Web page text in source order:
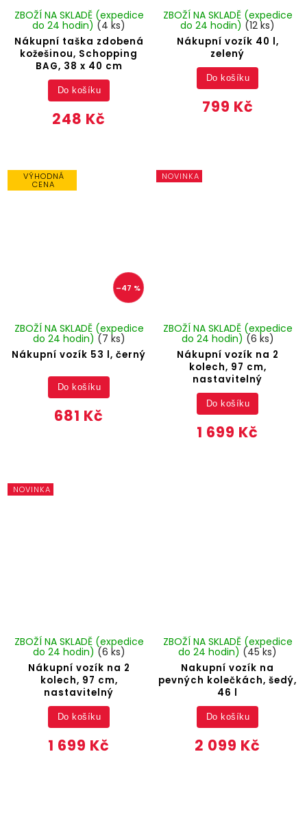
Nákupní taška zdobená
kožešinou, Schopping
BAG, 38 x 40 cm
ZBOŽÍ NA SKLADĚ (expedice
do 24 hodin) (4 ks)
248 Kč
Do košíku
Nákupní vozík 40 l,
zelený
ZBOŽÍ NA SKLADĚ (expedice
do 24 hodin) (12 ks)
799 Kč
Do košíku
VÝHODNÁ
CENA
–47 %
Nákupní vozík 53 l, černý
ZBOŽÍ NA SKLADĚ (expedice
do 24 hodin) (7 ks)
681 Kč
Do košíku
NOVINKA
Nákupní vozík na 2
kolech, 97 cm,
nastavitelný
ZBOŽÍ NA SKLADĚ (expedice
do 24 hodin) (6 ks)
1 699 Kč
Do košíku
NOVINKA
Nákupní vozík na 2
kolech, 97 cm,
nastavitelný
ZBOŽÍ NA SKLADĚ (expedice
do 24 hodin) (6 ks)
1 699 Kč
Do košíku
Nakupní vozík na
pevných kolečkách, šedý,
46 l
ZBOŽÍ NA SKLADĚ (expedice
do 24 hodin) (45 ks)
2 099 Kč
Do košíku